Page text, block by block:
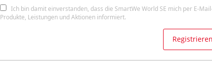
Ich bin damit einverstanden, dass die SmartWe World SE mich per E-
Produkte, Leistungen und Aktionen informiert.